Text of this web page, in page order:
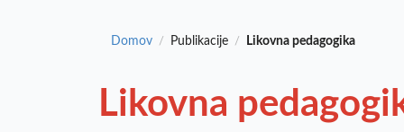
Domov / Publikacije / Likovna pedagogika
Likovna